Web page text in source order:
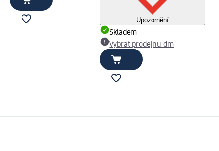
Upozornění
Skladem
Vybrat prodejnu dm